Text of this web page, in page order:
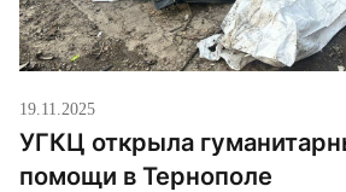
19.11.2025
УГКЦ открыла
помощи в Тернополе